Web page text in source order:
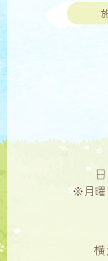
※月曜